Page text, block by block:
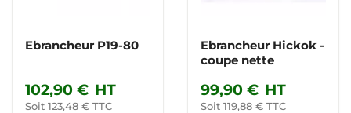
Ebrancheur P19-80
102,90 € HT
Soit 123,48 € TTC
Ebrancheur Hickok -
coupe nette
99,90 € HT
Soit 119,88 € TTC